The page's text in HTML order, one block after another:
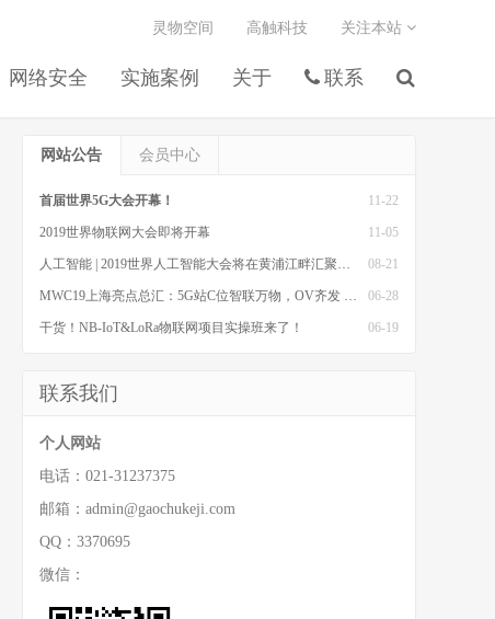
网络安全 实施案例 关于 联系
灵物空间 高触科技 关注本站
网站公告 会员中心
11-22
首届世界5G大会开幕！
11-05
2019世界物联网大会即将开幕
08-21
人工智能 | 2019世界人工智能大会将在黄浦江畔汇聚全球智慧，发出AI最强音
06-28
MWC19上海亮点总汇：5G站C位智联万物，OV齐发 黑科技
06-19
干货！NB-IoT&LoRa物联网项目实操班来了！
联系我们
个人网站
电话：021-31237375
邮箱：admin@gaochukeji.com
QQ：3370695
微信：